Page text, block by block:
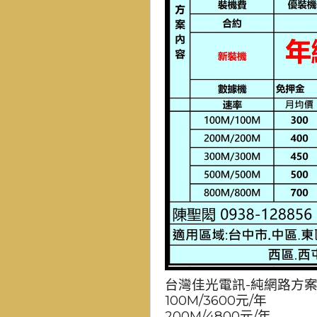
台灣佳光電訊-純網路方案
100M/3600元/年